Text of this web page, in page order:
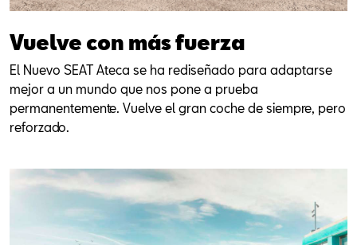
Vuelve con más fuerza
El Nuevo SEAT Ateca se ha rediseñado para adaptarse
mejor a un mundo que nos pone a prueba
permanentemente. Vuelve el gran coche de siempre, pero
reforzado.